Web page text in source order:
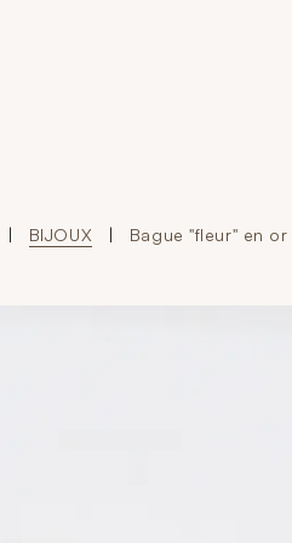
de Crédit Municipal de
| BIJOUX | Bague "fleur" en